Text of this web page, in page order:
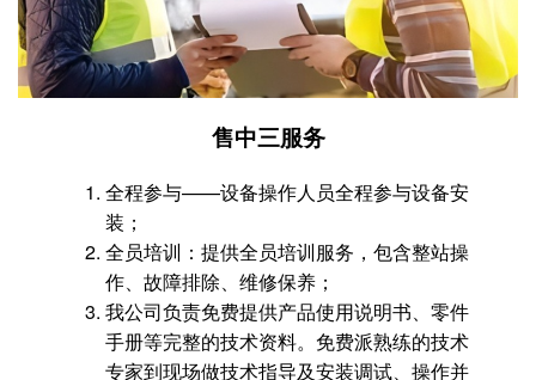
售中三服务
全程参与——设备操作人员全程参与设备安
装；
全员培训：提供全员培训服务，包含整站操
作、故障排除、维修保养；
我公司负责免费提供产品使用说明书、零件
手册等完整的技术资料。免费派熟练的技术
专家到现场做技术指导及安装调试、操作并